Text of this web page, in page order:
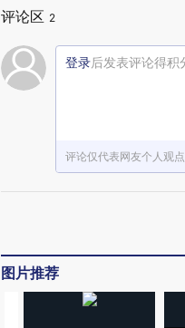
评论区 2
登录后发表评论得积
评论仅代表网友个人观
图片推荐